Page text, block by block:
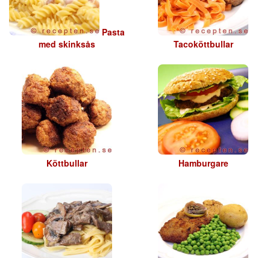
Pasta
med skinksås
Tacoköttbullar
Köttbullar Hamburgare